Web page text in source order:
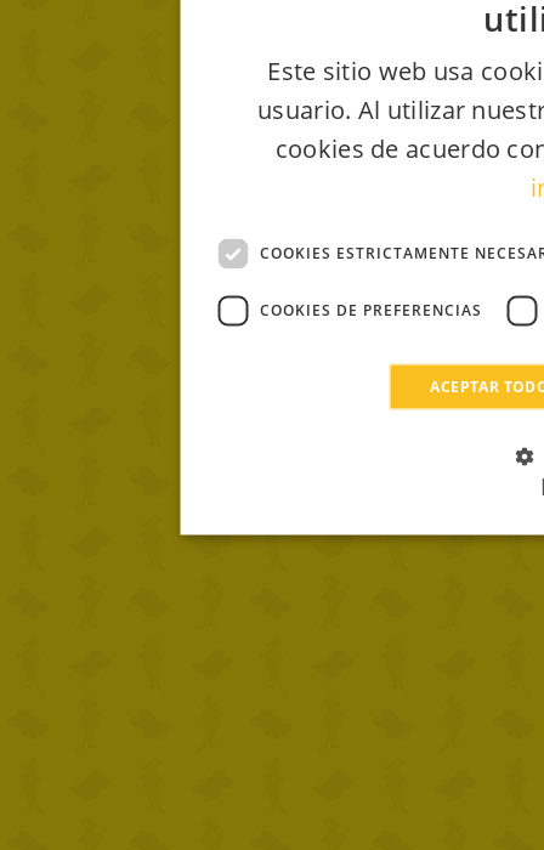
Este sitio web usa
usuario. Al utilizar
cookies de acuerdo
COOKIES ESTRICTAMENTE
COOKIES DE PREFERENCIAS
ACEPTAR